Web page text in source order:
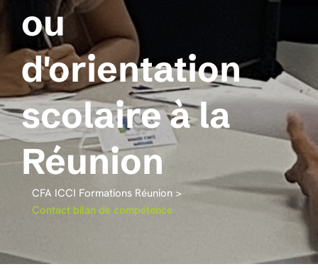
ou
d'orientation
scolaire à la
Réunion
CFA ICCI Formations Réunion >
Contact bilan de compétence